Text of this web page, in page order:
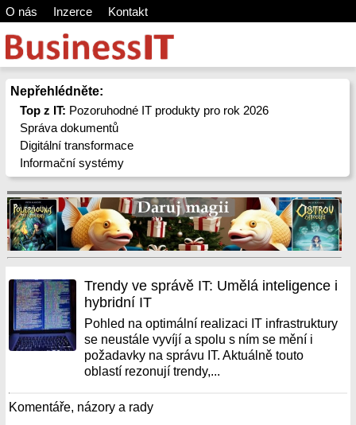
O nás Inzerce Kontakt
Nepřehlédněte:
Top z IT: Pozoruhodné IT produkty pro rok 2026
Správa dokumentů
Digitální transformace
Informační systémy
Trendy ve správě IT: Umělá inteligence i
hybridní IT
Pohled na optimální realizaci IT infrastruktury
se neustále vyvíjí a spolu s ním se mění i
požadavky na správu IT. Aktuálně touto
oblastí rezonují trendy,...
Komentáře, názory a rady